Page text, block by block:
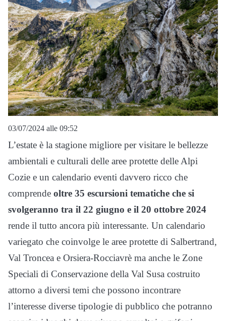
03/07/2024 alle 09:52
L’estate è la stagione migliore per visitare le bellezze
ambientali e culturali delle aree protette delle Alpi
Cozie e un calendario eventi davvero ricco che
comprende oltre 35 escursioni tematiche che si
svolgeranno tra il 22 giugno e il 20 ottobre 2024
rende il tutto ancora più interessante. Un calendario
variegato che coinvolge le aree protette di Salbertrand,
Val Troncea e Orsiera-Rocciavrè ma anche le Zone
Speciali di Conservazione della Val Susa costruito
attorno a diversi temi che possono incontrare
l’interesse diverse tipologie di pubblico che potranno